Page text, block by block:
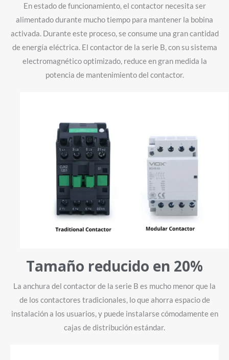
En estado de funcionamiento, el contactor necesita ser
alimentado durante mucho tiempo para mantener la bobina
activada. Durante este proceso, se consume una gran cantidad
de energía eléctrica. El contactor de la serie B, con su sistema
electromagnético optimizado, reduce en gran medida la
potencia de mantenimiento del contactor.
Tamaño reducido en 20%
La anchura del contactor de la serie B es mucho menor que la
de los contactores tradicionales, lo que ahorra espacio de
instalación a los usuarios, y puede instalarse cómodamente en
cajas de distribución estándar.